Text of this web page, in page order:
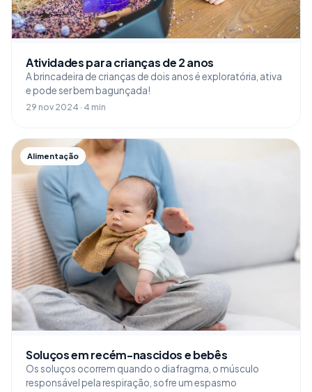
Atividades para crianças de 2 anos
A brincadeira de crianças de dois anos é exploratória, ativa
e pode ser bem bagunçada!
29 nov 2024 · 4 min
Alimentação
Soluços em recém-nascidos e bebês
Os soluços ocorrem quando o diafragma, o músculo
responsável pela respiração, sofre um espasmo